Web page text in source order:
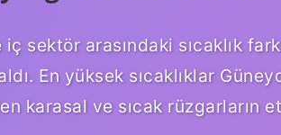
iç sektör arasındaki sıcaklık
En yüksek sıcaklıklar
karasal ve sıcak rüzgarların